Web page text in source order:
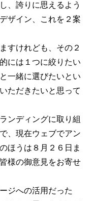
、誇りに思えるよう
ザイン、これを２案
すけれども、その２
には１つに絞りたい
一緒に選びたいとい
ただきたいと思って
ンディングに取り組
、現在ウェブでアン
ほうは８月２６日ま
様の御意見をお寄せ
ジへの活用だった